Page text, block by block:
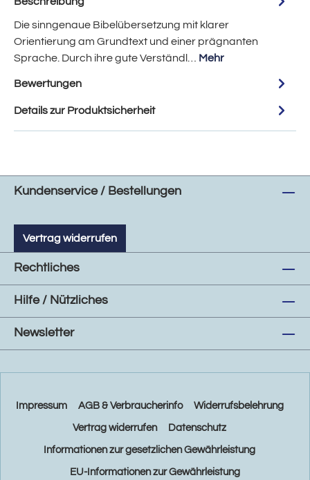
Die sinngenaue Bibelübersetzung mit klarer
Orientierung am Grundtext und einer prägnanten
Sprache. Durch ihre gute Verständl… Mehr
Bewertungen
Details zur Produktsicherheit
Kundenservice / Bestellungen
Vertrag widerrufen
Rechtliches
Hilfe / Nützliches
Newsletter
Impressum AGB & Verbraucherinfo Widerrufsbelehrung
Vertrag widerrufen Datenschutz
Informationen zur gesetzlichen Gewährleistung
EU-Informationen zur Gewährleistung